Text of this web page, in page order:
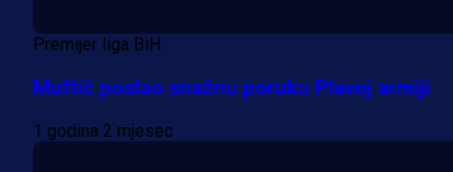
Premijer liga BiH
Muftić poslao snažnu poruku Plavoj armiji
1 godina 2 mjesec